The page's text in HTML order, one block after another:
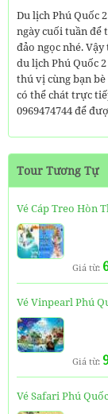
Du lịch Phú Quốc
ngày cuối tuần
đảo ngọc nhé.
du lịch Phú Quốc
thú vị cùng bạn
có thể chát trực
0969474744 để
Tour Tương Tự
Vé Cáp Treo Hòn
Giá từ:
Vé Vinpearl Phú
Giá từ:
Vé Safari Phú Quốc